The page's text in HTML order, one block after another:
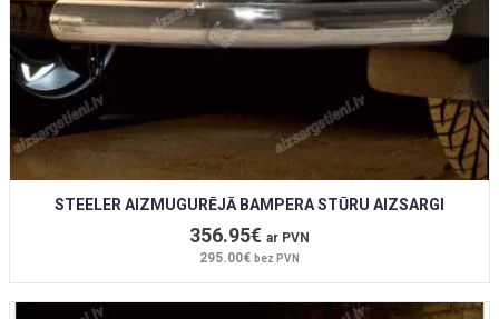
STEELER AIZMUGURĒJĀ BAMPERA STŪRU AIZSARGI
356.95€ ar PVN
295.00€ bez PVN